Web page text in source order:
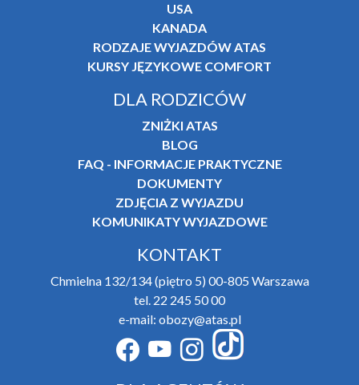
USA
KANADA
RODZAJE WYJAZDÓW ATAS
KURSY JĘZYKOWE COMFORT
DLA RODZICÓW
ZNIŻKI ATAS
BLOG
FAQ - INFORMACJE PRAKTYCZNE
DOKUMENTY
ZDJĘCIA Z WYJAZDU
KOMUNIKATY WYJAZDOWE
KONTAKT
Chmielna 132/134 (piętro 5) 00-805 Warszawa
tel. 22 245 50 00
e-mail: obozy@atas.pl